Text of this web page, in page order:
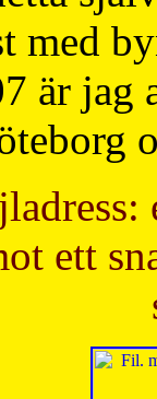
med
är
ett